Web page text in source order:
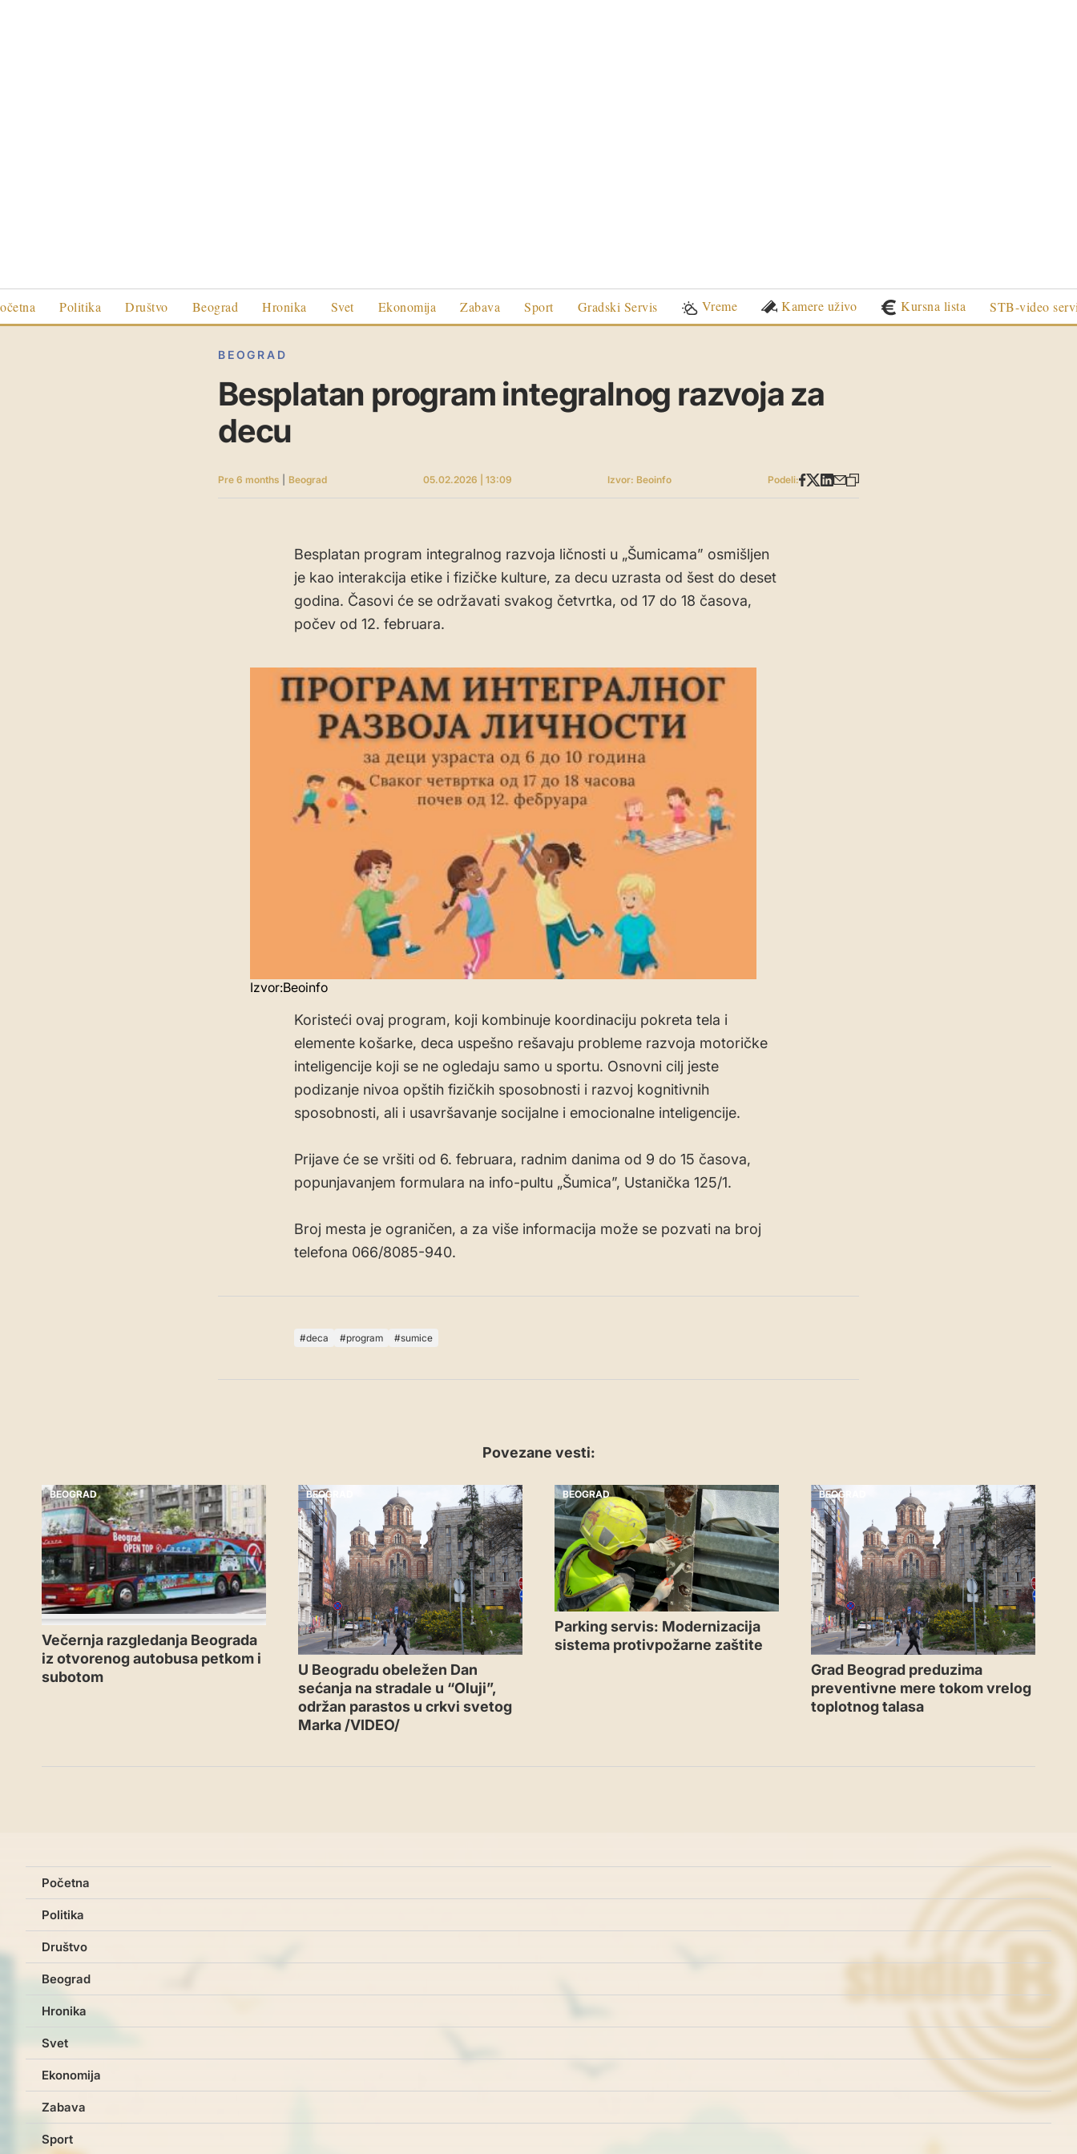
Politika Društvo Beograd Hronika Svet Ekonomija Zabava Sport Gradski Servis Vreme Kamere uživo Kursna lista STB-video
BEOGRAD
Besplatan program integralnog razvoja za
decu
Pre 6 months Beograd 05.02.2026 | 13:09 Izvor: Beoinfo Podeli:
Besplatan program integralnog razvoja ličnosti u „Šumicama” osmišljen
je kao interakcija etike i fizičke kulture, za decu uzrasta od šest do deset
godina. Časovi će se održavati svakog četvrtka, od 17 do 18 časova,
počev od 12. februara.
Izvor:Beoinfo
Koristeći ovaj program, koji kombinuje koordinaciju pokreta tela i
elemente košarke, deca uspešno rešavaju probleme razvoja motoričke
inteligencije koji se ne ogledaju samo u sportu. Osnovni cilj jeste
podizanje nivoa opštih fizičkih sposobnosti i razvoj kognitivnih
sposobnosti, ali i usavršavanje socijalne i emocionalne inteligencije.
Prijave će se vršiti od 6. februara, radnim danima od 9 do 15 časova,
popunjavanjem formulara na info-pultu „Šumica”, Ustanička 125/1.
Broj mesta je ograničen, a za više informacija može se pozvati na broj
telefona 066/8085-940.
deca program sumice
Povezane vesti:
BEOGRAD
Večernja razgledanja Beograda
iz otvorenog autobusa petkom i
subotom
BEOGRAD
U Beogradu obeležen Dan
sećanja na stradale u “Oluji”,
održan parastos u crkvi svetog
Marka /VIDEO/
BEOGRAD
Parking servis: Modernizacija
sistema protivpožarne zaštite
BEOGRAD
Grad Beograd preduzima
preventivne mere tokom vrelog
toplotnog talasa
Početna
Politika
Društvo
Beograd
Hronika
Svet
Ekonomija
Zabava
Sport